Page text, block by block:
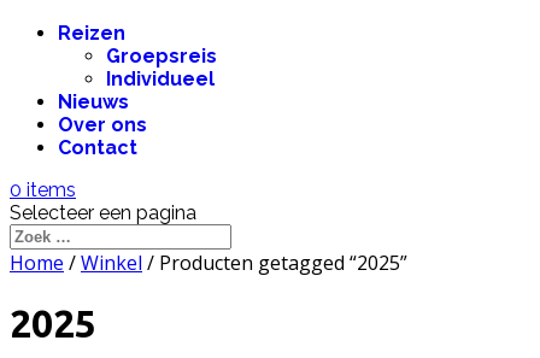
Reizen
Groepsreis
Individueel
Nieuws
Over ons
Contact
0 items
Selecteer een pagina
Home /Winkel / Producten getagged “2025”
2025